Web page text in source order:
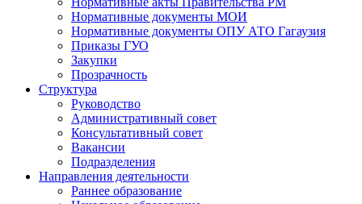
Нормативные документы МОИ
Нормативные документы ОПУ АТО Гагаузия
Приказы ГУО
Закупки
Прозрачность
Структура
Руководство
Административный совет
Консультативный совет
Вакансии
Подразделения
Направления деятельности
Раннее образование